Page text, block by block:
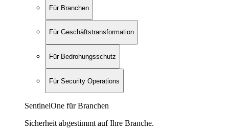
Für Branchen
Für Geschäftstransformation
Für Bedrohungsschutz
Für Security Operations
SentinelOne für Branchen
Sicherheit abgestimmt auf Ihre Branche.